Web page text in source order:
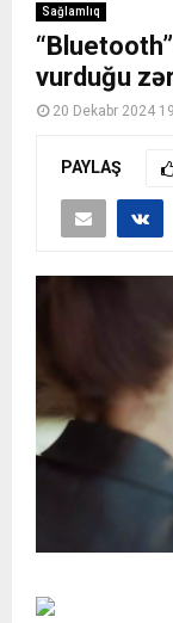
Sağlamlıq
vurduğu
20 Dekabr 2024
PAYLAŞ